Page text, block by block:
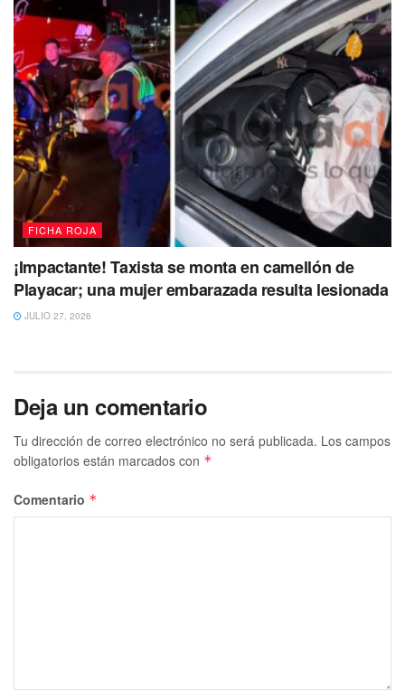
FICHA ROJA
¡Impactante! Taxista se monta en camellón de
Playacar; una mujer embarazada resulta lesionada
JULIO 27, 2026
Deja un comentario
Tu dirección de correo electrónico no será publicada. Los campos
obligatorios están marcados con *
Comentario *